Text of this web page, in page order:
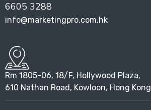
6605 3288
info@marketingpro.com.hk
Rm 1805-06, 18/F, Hollywood Plaza,
610 Nathan Road, Kowloon, Hong Kong